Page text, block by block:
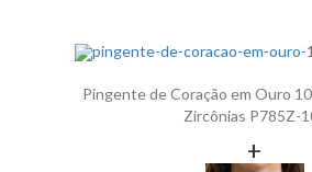
Pingente de Coração em Ouro
Zircônias P785Z-
+